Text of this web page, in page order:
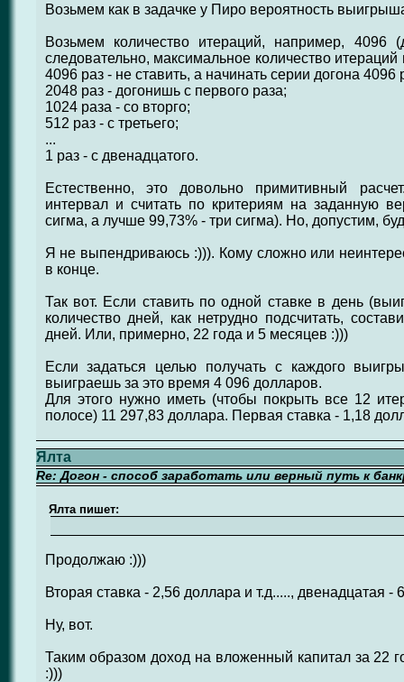
Возьмем как в задачке у Пиро вероятность
Возьмем количество итераций, например, 4096
следовательно, максимальное количество итераций
4096 раз - не ставить, а начинать серии догона 4096
2048 раз - догонишь с первого раза;
1024 раза - со вторго;
512 раз - с третьего;
...
1 раз - с двенадцатого.
Естественно, это довольно примитивный
интервал и считать по критериям на заданную
сигма, а лучше 99,73% - три сигма). Но, допустим,
Я не выпендриваюсь :))). Кому сложно или
в конце.
Так вот. Если ставить по одной ставке в день
количество дней, как нетрудно подсчитать,
дней. Или, примерно, 22 года и 5 месяцев :)))
Если задаться целью получать с каждого
выиграешь за это время 4 096 долларов.
Для этого нужно иметь (чтобы покрыть все 12
полосе) 11 297,83 доллара. Первая ставка - 1,18
Ялта
Re: Догон - способ заработать или верный путь к
Ялта пишет:
Продолжаю :)))
Вторая ставка - 2,56 доллара и т.д....., двенадцатая -
Ну, вот.
Таким образом доход на вложенный капитал за 22
:)))